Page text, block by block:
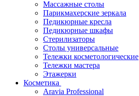
Массажные столы
Парикмахерские зеркала
Педикюрные кресла
Педикюрные шкафы
Стерилизаторы
Столы универсальные
Тележки косметологические
Тележки мастера
Этажерки
Косметика
Aravia Professional